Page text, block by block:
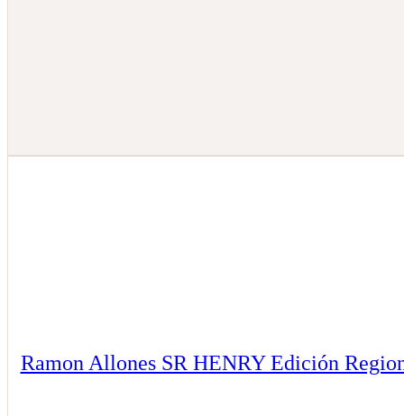
Ramon Allones SR HENRY Edición